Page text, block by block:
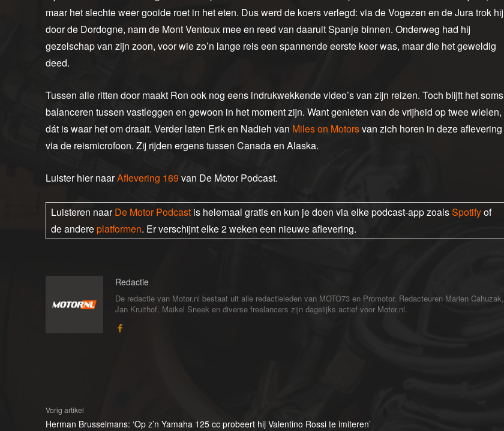
maar het slechte weer gooide roet in het eten. Dus werd de koers verlegd: via de Vogezen en de Jura trok hij
door de Dordogne, nam de Mont Ventoux mee en reed van daaruit Spanje binnen. Onderweg had hij
gezelschap van zijn zoon, voor wie zo’n lange reis een spannende eerste keer was, maar die het geweldig
deed.
Tussen alle ritten door maakt Ron ook nog eens indrukwekkende video’s van zijn reizen. Toch blijft het soms
balanceren tussen vastleggen en gewoon in het moment zijn. Want genieten van de vrijheid op twee wielen,
dát is waar het om draait. Verder laten Erik en Nadieh van Miles on Motorsvan zich horen in deze aflevering
via de reismicrofoon. Zij rijden ergens tussen Canada en Alaska.
Luister hier naarAflevering 169 van De Motor Podcast.
Luisteren naarDe Motor Podcast is helemaal gratis en kun je doen via elke podcast-app zoalsSpotifyof
de andereplatformen. Er verschijnt elke 2 weken een nieuwe aflevering.
Redactie
De redactie van Motor.nl bestaat uit alle redactieleden van MOTO73 en Promotor. Redacteuren Marien Cahuzak,
Jan Kruithof, Maikel Sneek en diverse freelancers zijn dagelijks actief voor Motor.nl.
Vorig artikel
Herman Brusselmans: ‘Op z’n Yamaha 125 cc probeert hij Valentino Rossi te imiteren’